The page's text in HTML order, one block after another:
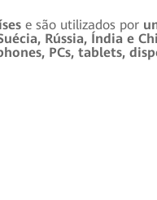
e são utilizados por
Rússia, Índia e
PCs, tablets,